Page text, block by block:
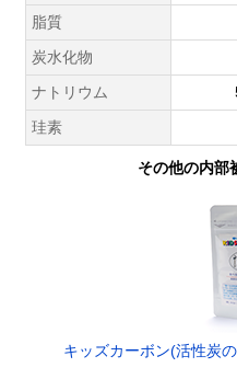
脂質
炭水化物
ナトリウム
珪素
その他の内部
キッズカーボン(活性炭